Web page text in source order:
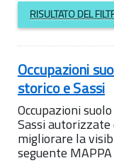
RISULTATO DEL
Occupazioni
storico e Sassi
Occupazioni
Sassi
migliorare la
seguente